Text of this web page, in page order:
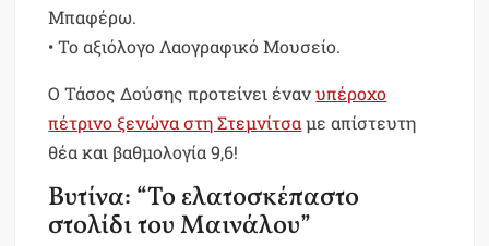
Μπαφέρω.
• Το αξιόλογο Λαογραφικό Μουσείο.
Ο Τάσος Δούσης προτείνει ένανυπέροχο
πέτρινο ξενώνα στη Στεμνίτσαμε απίστευτη
θέα και βαθμολογία 9,6!
Βυτίνα: “Το ελατοσκέπαστο
στολίδι του Μαινάλου”